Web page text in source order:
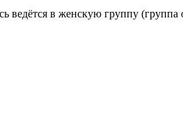
в женскую группу (группа